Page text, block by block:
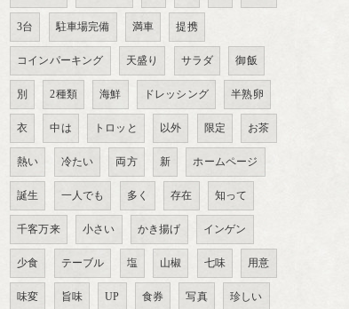
3台 駐車場完備 満車 提携
コインパーキング 天盛り サラダ 御飯
別 2種類 海鮮 ドレッシング 半熟卵
衣 中は トロッと 以外 限定 お茶
熱い 冷たい 両方 新 ホームページ
誕生 一人でも 多く 存在 知って
千客万来 小さい かき揚げ インゲン
少食 テーブル 塩 山椒 七味 用意
味変 旨味 UP 食券 写真 珍しい